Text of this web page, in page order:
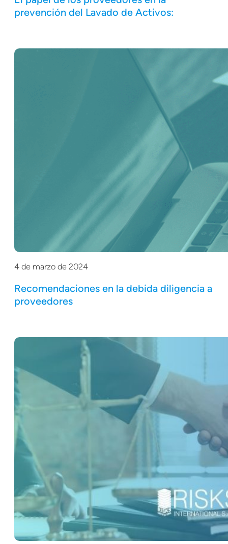
prevención del Lavado de Activos:
4 de marzo de 2024
Recomendaciones en la debida diligencia a
proveedores